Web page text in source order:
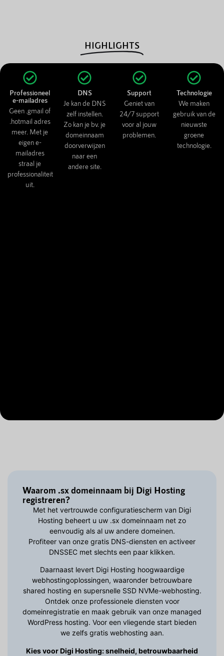
Professioneel
e-mailadres
Geen .gmail of
.hotmail adres
meer. Met je
eigen e-
mailadres
straal je
professionaliteit
uit.
DNS
Je kan de DNS
zelf instellen.
Zo kan je bv. je
domeinnaam
doorverwijzen
naar een
andere site.
Support
Geniet van
24/7 support
voor al jouw
problemen.
Technologie
We maken
gebruik van de
nieuwste
groene
technologie.
HIGHLIGHTS
Waarom .sx domeinnaam bij Digi Hosting
registreren?
Met het vertrouwde configuratiescherm van Digi
Hosting beheert u uw .sx domeinnaam net zo
eenvoudig als al uw andere domeinen.
Profiteer van onze gratis DNS-diensten en activeer
DNSSEC met slechts een paar klikken.
Daarnaast levert Digi Hosting hoogwaardige
webhostingoplossingen, waaronder betrouwbare
shared hosting en supersnelle SSD NVMe-webhosting.
Ontdek onze professionele diensten voor
domeinregistratie en maak gebruik van onze managed
WordPress hosting. Voor een vliegende start bieden
we zelfs gratis webhosting aan.
Kies voor Digi Hosting: snelheid, betrouwbaarheid